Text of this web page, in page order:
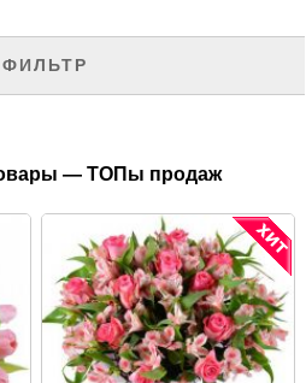
ФИЛЬТР
— ТОПы продаж